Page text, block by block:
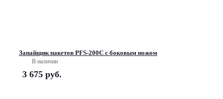
Запайщик пакетов PFS-200С с боковым ножом
В наличии
3 675 руб.